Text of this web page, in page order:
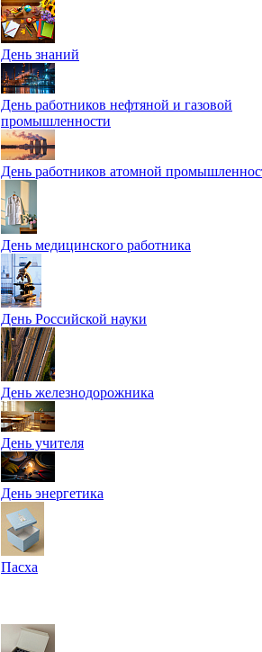
День знаний
День работников нефтяной и газовой
промышленности
День работников атомной
День медицинского работника
День Российской науки
День железнодорожника
День учителя
День энергетика
Пасха